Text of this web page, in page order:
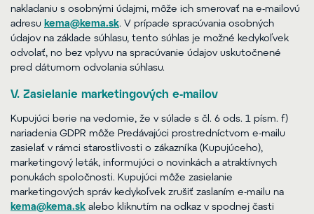
nakladaniu s osobnými údajmi, môže ich smerovať na e-mailovú
adresu kema@kema.sk. V prípade spracúvania osobných
údajov na základe súhlasu, tento súhlas je možné kedykoľvek
odvolať, no bez vplyvu na spracúvanie údajov uskutočnené
pred dátumom odvolania súhlasu.
V. Zasielanie marketingových e-mailov
Kupujúci berie na vedomie, že v súlade s čl. 6 ods. 1 písm. f)
nariadenia GDPR môže Predávajúci prostredníctvom e-mailu
zasielať v rámci starostlivosti o zákazníka (Kupujúceho),
marketingový leták, informujúci o novinkách a atraktívnych
ponukách spoločnosti. Kupujúci môže zasielanie
marketingových správ kedykoľvek zrušiť zaslaním e-mailu na
kema@kema.sk alebo kliknutím na odkaz v spodnej časti